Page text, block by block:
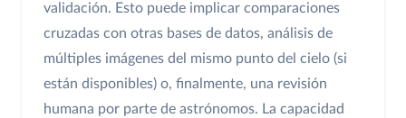
validación. Esto puede implicar comparaciones
cruzadas con otras bases de datos, análisis de
múltiples imágenes del mismo punto del cielo (si
están disponibles) o, finalmente, una revisión
humana por parte de astrónomos. La capacidad